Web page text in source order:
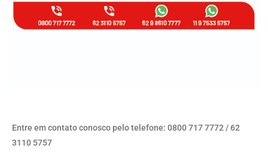
Entre em contato conosco pelo telefone: 0800 717 7772 / 62
3110 5757